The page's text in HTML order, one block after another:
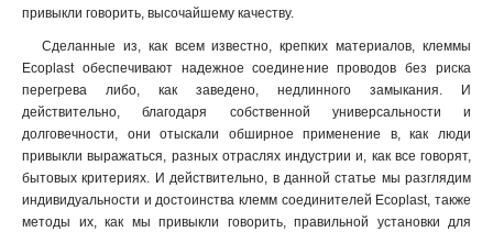
привыкли говорить, высочайшему качеству.
Сделанные из, как всем известно, крепких материалов, клеммы
Ecoplast обеспечивают надежное соединение проводов без риска
перегрева либо, как заведено, недлинного замыкания. И
действительно, благодаря собственной универсальности и
долговечности, они отыскали обширное применение в, как люди
привыкли выражаться, разных отраслях индустрии и, как все говорят,
бытовых критериях. И действительно, в данной статье мы разглядим
индивидуальности и достоинства клемм соединителей Ecoplast, также
методы их, как мы привыкли говорить, правильной установки для